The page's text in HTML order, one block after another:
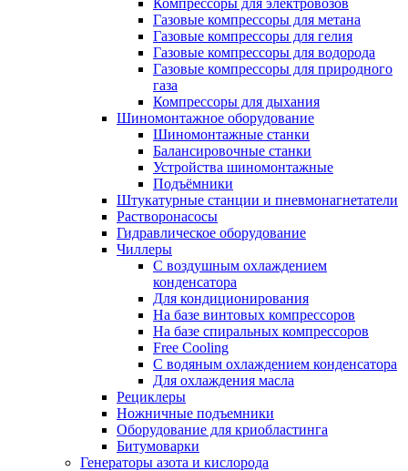
Компрессоры для электровозов
Газовые компрессоры для метана
Газовые компрессоры для гелия
Газовые компрессоры для водорода
Газовые компрессоры для природного
газа
Компрессоры для дыхания
Шиномонтажное оборудование
Шиномонтажные станки
Балансировочные станки
Устройства шиномонтажные
Подъёмники
Штукатурные станции и пневмонагнетатели
Растворонасосы
Гидравлическое оборудование
Чиллеры
С воздушным охлаждением
конденсатора
Для кондиционирования
На базе винтовых компрессоров
На базе спиральных компрессоров
Free Cooling
С водяным охлаждением конденсатора
Для охлаждения масла
Рециклеры
Ножничные подъемники
Оборудование для криобластинга
Битумоварки
Генераторы азота и кислорода